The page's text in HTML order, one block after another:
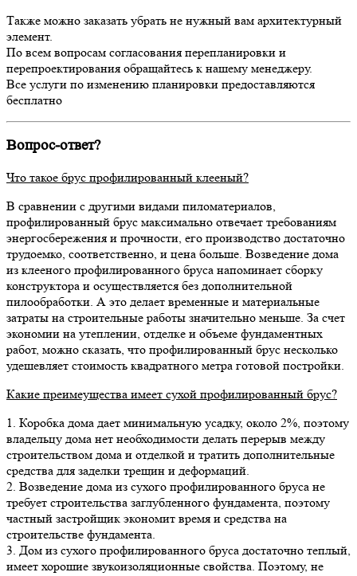
Также можно заказать убрать не нужный вам архитектурный
элемент.
По всем вопросам согласования перепланировки и
перепроектирования обращайтесь к нашему менеджеру.
Все услуги по изменению планировки предоставляются
бесплатно
Вопрос-ответ?
Что такое брус профилированный клееный?
В сравнении с другими видами пиломатериалов,
профилированный брус максимально отвечает требованиям
энергосбережения и прочности, его производство достаточно
трудоемко, соответственно, и цена больше. Возведение дома
из клееного профилированного бруса напоминает сборку
конструктора и осуществляется без дополнительной
пилообработки. А это делает временные и материальные
затраты на строительные работы значительно меньше. За счет
экономии на утеплении, отделке и объеме фундаментных
работ, можно сказать, что профилированный брус несколько
удешевляет стоимость квадратного метра готовой постройки.
Какие преимеущества имеет сухой профилированный брус?
1. Коробка дома дает минимальную усадку, около 2%, поэтому
владельцу дома нет необходимости делать перерыв между
строительством дома и отделкой и тратить дополнительные
средства для заделки трещин и деформаций.
2. Возведение дома из сухого профилированного бруса не
требует строительства заглубленного фундамента, поэтому
частный застройщик экономит время и средства на
строительстве фундамента.
3. Дом из сухого профилированного бруса достаточно теплый,
имеет хорошие звукоизоляционные свойства. Поэтому, не